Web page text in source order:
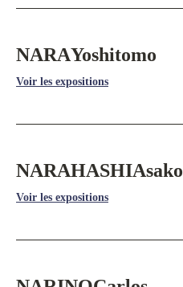
NARAYoshitomo
Voir les expositions
NARAHASHIAsako
Voir les expositions